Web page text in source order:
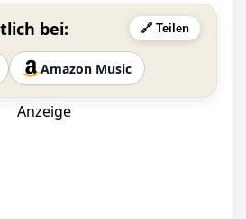
bei: 🔗 Teilen
Amazon Music
Anzeige